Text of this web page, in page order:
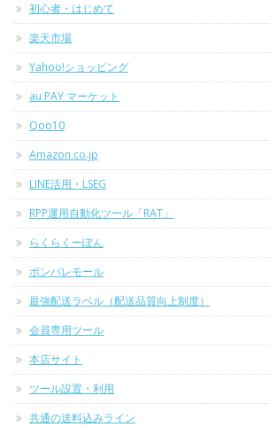
初心者・はじめて
楽天市場
Yahoo!ショッピング
au PAY マーケット
Qoo10
Amazon.co.jp
LINE活用・LSEG
RPP運用自動化ツール「RAT」
らくらくーぽん
ポンパレモール
最強配送ラベル（配送品質向上制度）
会員専用ツール
本店サイト
ツール設置・利用
共通の送料込みライン